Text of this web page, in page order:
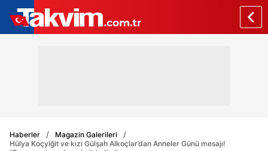
Haberler
Magazin Galerileri
Hülya Koçyiğit ve kızı Gülşah Alkoçlar’dan Anneler Günü mesajı!